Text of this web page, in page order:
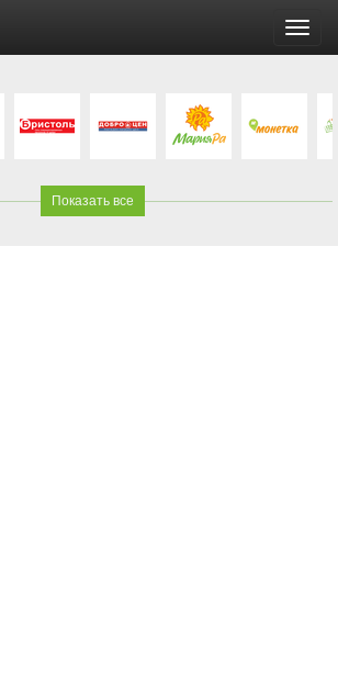
Показать все